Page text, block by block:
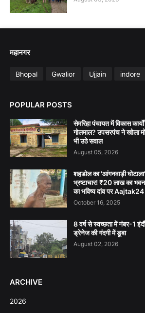
महानगर
Bhopal Gwalior Ujjain indore
POPULAR POSTS
सेमरिहा पंचायत में विकास
गोलमाल? उपसरपंच ने खोला
भी उठे सवाल
August 05, 2026
शहडोल का 'आंगनवाड़ी
भ्रष्टाचार! ₹20 लाख का
का भविष्य दांव पर
October 16, 2025
8 वर्ष से स्वच्छता में नंबर-1
ड्रेनेज की गंदगी में डूबा
August 02, 2026
ARCHIVE
2026